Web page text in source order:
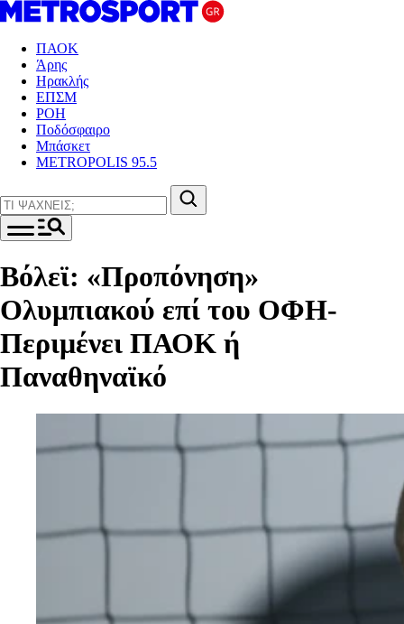
ΠΑΟΚ
Άρης
Ηρακλής
ΕΠΣΜ
ΡΟΗ
Ποδόσφαιρο
Μπάσκετ
METROPOLIS 95.5
Βόλεϊ: «Προπόνηση»
Ολυμπιακού επί του ΟΦΗ-
Περιμένει ΠΑΟΚ ή
Παναθηναϊκό